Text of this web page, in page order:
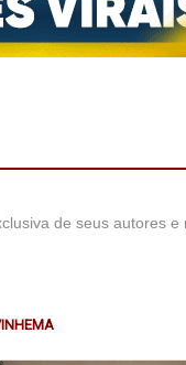
de seus autores e